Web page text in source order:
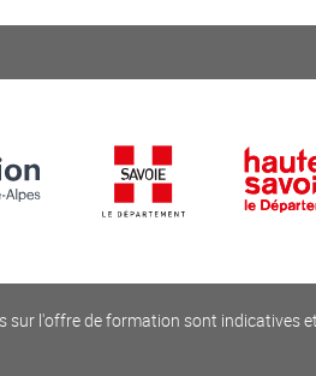
sur l'offre de formation sont indicatives